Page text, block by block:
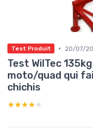
Test Produit • 20/07/
Test WilTec
moto/quad qui
chichis
★★★★★
★★★★★